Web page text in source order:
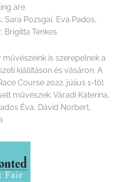
are
Sara Pozsgai, Eva Pados,
Brigitta Tenkes.
is szerepelnek a
kiállításon és vásáron. A
Course 2022. július 1-től
művészek: Váradi Katerina,
Éva, Dávid Norbert,